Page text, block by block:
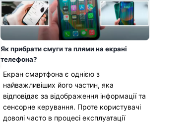
Як прибрати смуги та плями на екрані
телефона?
Екран смартфона є однією з
найважливіших його частин, яка
відповідає за відображення інформації та
сенсорне керування. Проте користувачі
доволі часто в процесі експлуатації